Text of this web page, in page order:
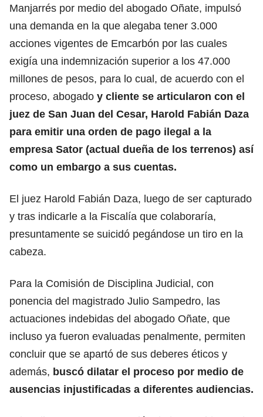
Manjarrés por medio del abogado Oñate, impulsó
una demanda en la que alegaba tener 3.000
acciones vigentes de Emcarbón por las cuales
exigía una indemnización superior a los 47.000
millones de pesos, para lo cual, de acuerdo con el
proceso, abogado y cliente se articularon con el
juez de San Juan del Cesar, Harold Fabián Daza
para emitir una orden de pago ilegal a la
empresa Sator (actual dueña de los terrenos) así
como un embargo a sus cuentas.
El juez Harold Fabián Daza, luego de ser capturado
y tras indicarle a la Fiscalía que colaboraría,
presuntamente se suicidó pegándose un tiro en la
cabeza.
Para la Comisión de Disciplina Judicial, con
ponencia del magistrado Julio Sampedro, las
actuaciones indebidas del abogado Oñate, que
incluso ya fueron evaluadas penalmente, permiten
concluir que se apartó de sus deberes éticos y
además, buscó dilatar el proceso por medio de
ausencias injustificadas a diferentes audiencias.